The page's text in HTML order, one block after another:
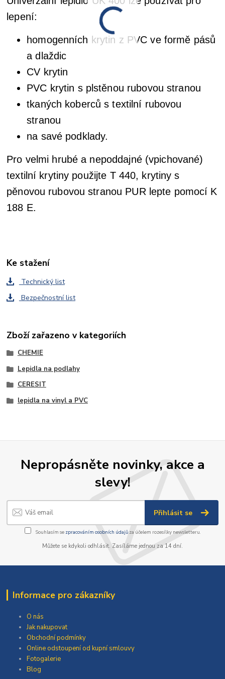
lepení:
homogenních krytin z PVC ve formě pásů
a dlaždic
CV krytin
PVC krytin s plstěnou rubovou stranou
tkaných koberců s textilní rubovou
stranou
na savé podklady.
Pro velmi hrubé a nepoddajné (vpichované)
textilní krytiny použijte T 440, krytiny s
pěnovou rubovou stranou PUR lepte pomocí K
188 E.
Ke stažení
Technický list
Bezpečnostní list
Zboží zařazeno v kategoriích
CHEMIE
Lepidla na podlahy
CERESIT
lepidla na vinyl a PVC
Nepropásněte novinky, akce a
slevy!
Přihlásit se
Souhlasím se zpracováním osobních údajůza účelem rozesílky newsletteru.
Můžete se kdykoli odhlásit. Zasíláme jednou za 14 dní.
Informace pro zákazníky
O nás
Jak nakupovat
Obchodní podmínky
Online odstoupení od kupní smlouvy
Fotogalerie
Blog